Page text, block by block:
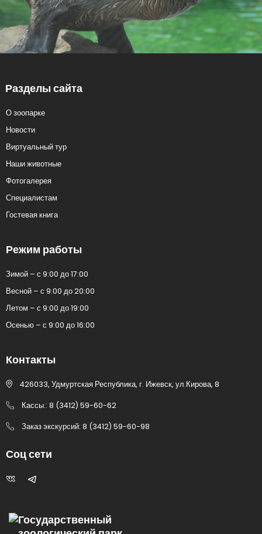
Государственный
Разделы сайта
О зоопарке
Новости
Виртуальный тур
Наши животные
Фотогалерея
Специалистам
Гостевая книга
Режим работы
Зимой – с 9:00 до 17:00
Весной – с 9:00 до 20:00
Летом – с 9:00 до 19:00
Осенью – с 9:00 до 16:00
Контакты
426033, Удмуртская Республика, г. Ижевск, ул.Кирова, 8
Кассы.: 8 (3412) 59-60-62
Заказ экскурсий: 8 (3412) 59-60-98
Соц сети